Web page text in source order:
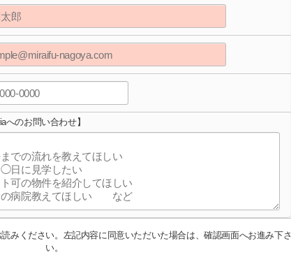
へのお問い合わせ】
みください。左記内容に同意いただいた場合は、確認画面へお進み下さ
い。